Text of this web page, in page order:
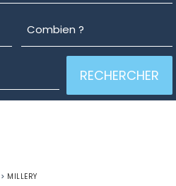
> MILLERY